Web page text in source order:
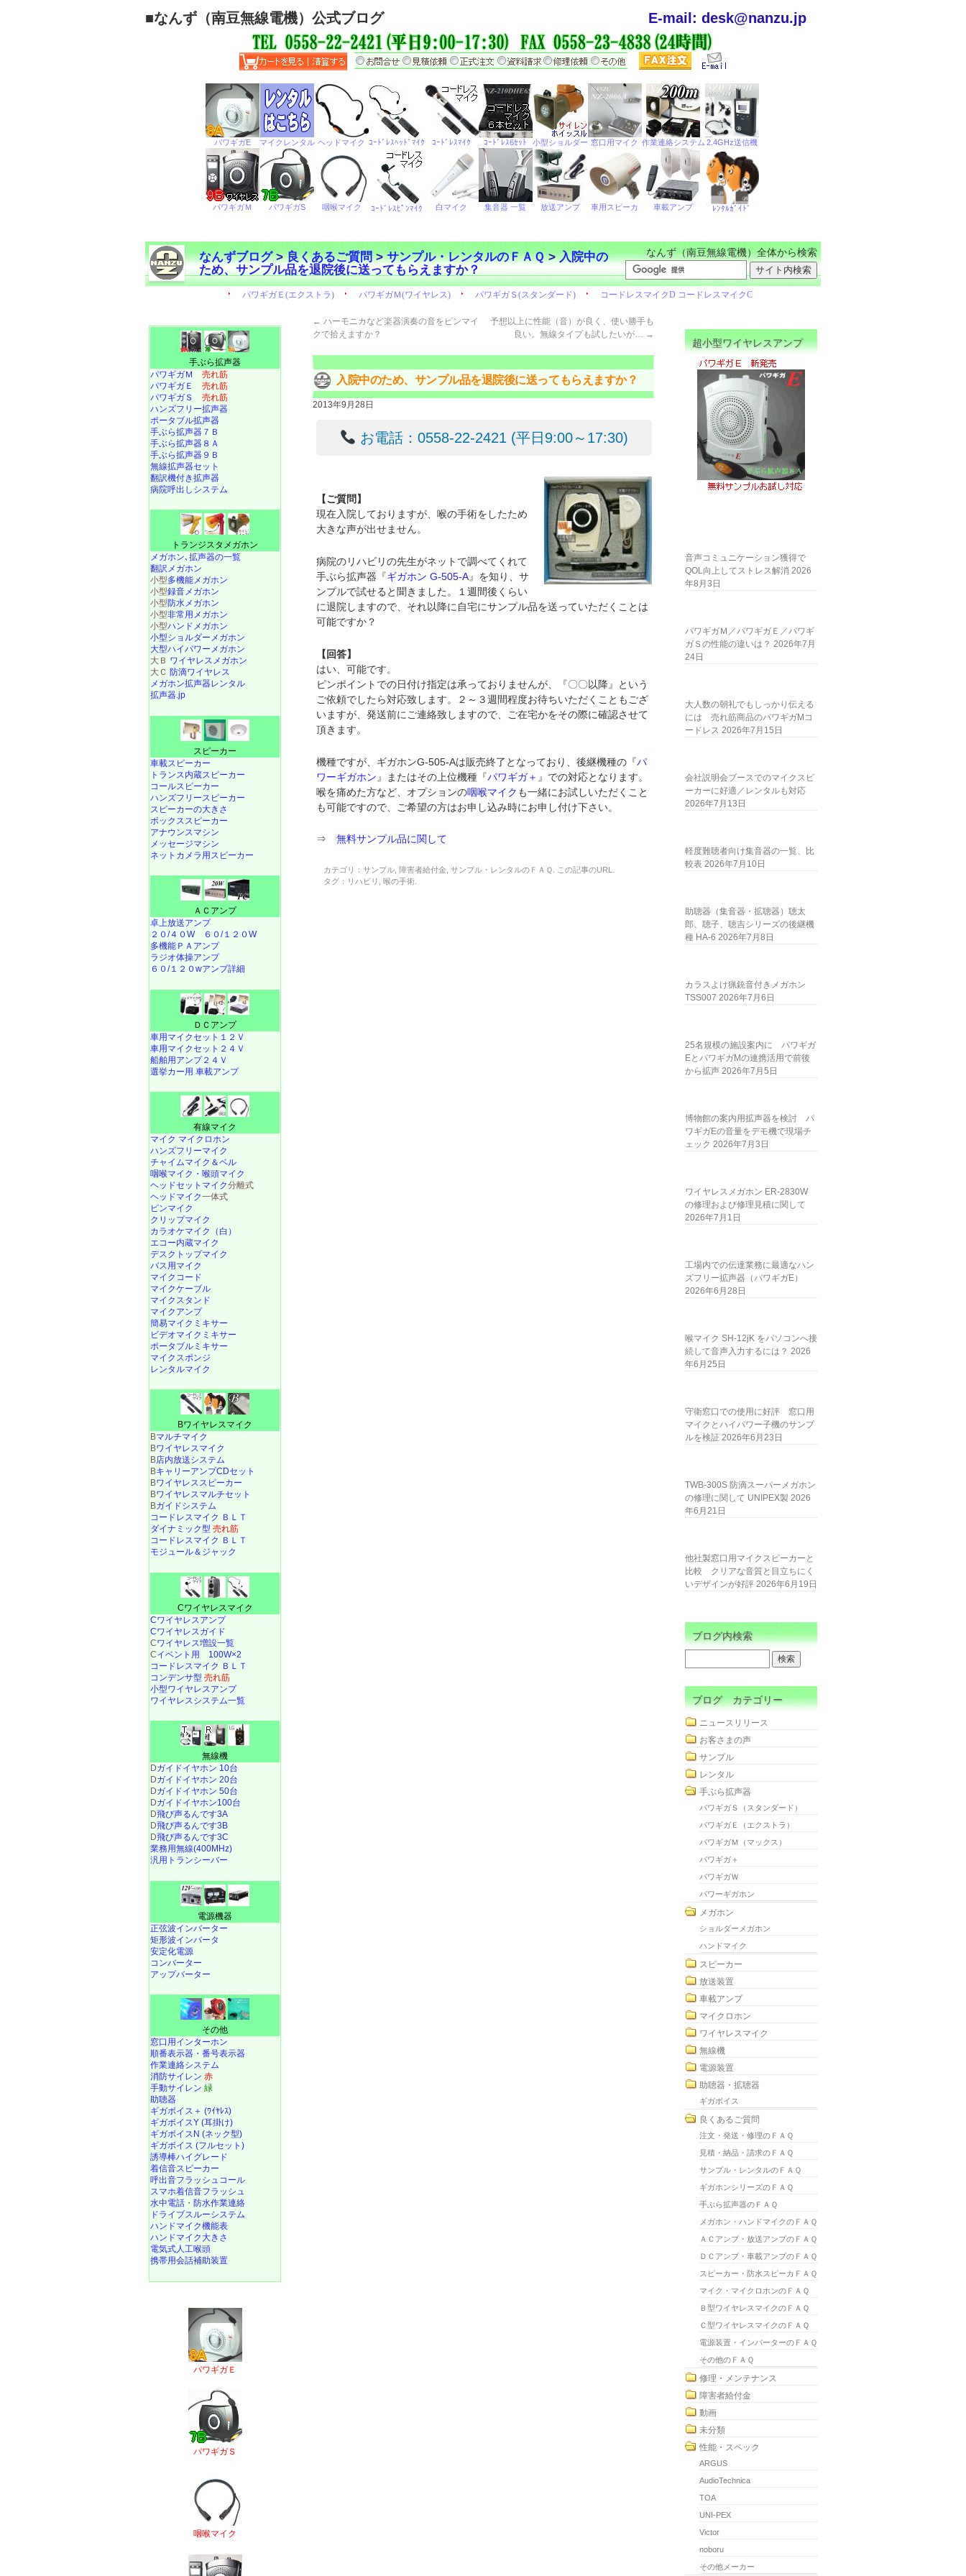
■なんず（南豆無線電機）公式ブログ E-mail: desk@nanzu.jp
なんずブログ>良くあるご質問>サンプル・レンタルのＦＡＱ>入院中の
ため、サンプル品を退院後に送ってもらえますか？
なんず（南豆無線電機）全体から検索
← ハーモニカなど楽器演奏の音をピンマイ
クで拾えますか？
予想以上に性能（音）が良く、使い勝手も
良い。無線タイプも試したいが… →
入院中のため、サンプル品を退院後に送ってもらえますか？
2013年9月28日
お電話：0558-22-2421 (平日9:00～17:30)
【ご質問】
現在入院しておりますが、喉の手術をしたため
大きな声が出せません。
病院のリハビリの先生がネットで調べてくれて
手ぶら拡声器『ギガホン G-505-A』を知り、サ
ンプルで試せると聞きました。１週間後くらい
に退院しますので、それ以降に自宅にサンプル品を送っていただくことは
可能ですか？
【回答】
はい、可能です。
ピンポイントでの日付け指定は承っておりませんが、『〇〇以降』という
ご依頼でしたら対応致します。２～３週間程度お待ちいただくこともござ
いますが、発送前にご連絡致しますので、ご在宅かをその際に確認させて
頂きます。
機種ですが、ギガホンG-505-Aは販売終了となっており、後継機種の『パ
ワーギガホン 』またはその上位機種『パワギガ＋ 』での対応となります。
喉を痛めた方など、オプションの咽喉マイク も一緒にお試しいただくこと
も可能ですので、ご希望の方はお申し込み時にお申し付け下さい。
⇒無料サンプル品に関して
カテゴリ： サンプル 障害者給付金 サンプル・レンタルのＦＡＱ . この記事のURL
タグ： リハビリ 喉の手術
手ぶら拡声器
パワギガＭ 売れ筋
パワギガＥ 売れ筋
パワギガＳ 売れ筋
ハンズフリー拡声器
ポータブル拡声器
手ぶら拡声器７Ｂ
手ぶら拡声器８Ａ
手ぶら拡声器９Ｂ
無線拡声器セット
翻訳機付き拡声器
病院呼出しシステム
トランジスタメガホン
メガホン､拡声器の一覧
翻訳メガホン
小型多機能メガホン
小型録音メガホン
小型防水メガホン
小型非常用メガホン
小型ハンドメガホン
小型ショルダーメガホン
大型ハイパワーメガホン
大Ｂ ワイヤレスメガホン
大Ｃ 防滴ワイヤレス
メガホン拡声器レンタル
拡声器.jp
スピーカー
車載スピーカー
トランス内蔵スピーカー
コールスピーカー
ハンズフリースピーカー
スピーカーの大きさ
ボックススピーカー
アナウンスマシン
メッセージマシン
ネットカメラ用スピーカー
ＡＣアンプ
卓上放送アンプ
２０/４０W
６０/１２０W
多機能ＰＡアンプ
ラジオ体操アンプ
６０/１２０wアンプ詳細
ＤＣアンプ
車用マイクセット１２Ｖ
車用マイクセット２４Ｖ
船舶用アンプ２４Ｖ
選挙カー用 車載アンプ
有線マイク
マイク マイクロホン
ハンズフリーマイク
チャイムマイク＆ベル
咽喉マイク・喉頭マイク
ヘッドセットマイク分離式
ヘッドマイク一体式
ピンマイク
クリップマイク
カラオケマイク（白）
エコー内蔵マイク
デスクトップマイク
バス用マイク
マイクコード
マイクケーブル
マイクスタンド
マイクアンプ
簡易マイクミキサー
ビデオマイクミキサー
ポータブルミキサー
マイクスポンジ
レンタルマイク
Bワイヤレスマイク
Bマルチマイク
Bワイヤレスマイク
B店内放送システム
BキャリーアンプCDセット
Bワイヤレススピーカー
Bワイヤレスマルチセット
Bガイドシステム
コードレスマイク ＢＬＴ
ダイナミック型 売れ筋
コードレスマイク ＢＬＴ
モジュール＆ジャック
Cワイヤレスマイク
Cワイヤレスアンプ
Cワイヤレスガイド
Cワイヤレス増設一覧
Cイベント用 100W×2
コードレスマイク ＢＬＴ
コンデンサ型 売れ筋
小型ワイヤレスアンプ
ワイヤレスシステム一覧
無線機
Dガイドイヤホン 10台
Dガイドイヤホン 20台
Dガイドイヤホン 50台
Dガイドイヤホン100台
D飛び声るんです3A
D飛び声るんです3B
D飛び声るんです3C
業務用無線(400MHz)
汎用トランシーバー
電源機器
正弦波インバーター
矩形波インバータ
安定化電源
コンバーター
アップバーター
その他
窓口用インターホン
順番表示器・番号表示器
作業連絡システム
消防サイレン 赤
手動サイレン 緑
助聴器
ギガボイス＋ (ﾜｲﾔﾚｽ)
ギガボイスY (耳掛け)
ギガボイスN (ネック型)
ギガボイス (フルセット)
誘導棒ハイグレード
着信音スピーカー
呼出音フラッシュコール
スマホ着信音フラッシュ
水中電話 ・ 防水作業連絡
ドライブスルーシステム
ハンドマイク機能表
ハンドマイク大きさ
電気式人工喉頭
携帯用会話補助装置
パワギガＥ
パワギガＳ
咽喉マイク
超小型ワイヤレスアンプ
音声コミュニケーション獲得で
QOL向上してストレス解消 2026
年8月3日
パワギガＭ／パワギガＥ／パワギ
ガＳの性能の違いは？ 2026年7月
24日
大人数の朝礼でもしっかり伝える
には 売れ筋商品のパワギガMコ
ードレス 2026年7月15日
会社説明会ブースでのマイクスピ
ーカーに好適／レンタルも対応
2026年7月13日
軽度難聴者向け集音器の一覧、比
較表 2026年7月10日
助聴器（集音器・拡聴器）聴太
郎、聴子、聴吉シリーズの後継機
種 HA-6 2026年7月8日
カラスよけ猟銃音付きメガホン
TSS007 2026年7月6日
25名規模の施設案内に パワギガ
EとパワギガMの連携活用で前後
から拡声 2026年7月5日
博物館の案内用拡声器を検討 パ
ワギガEの音量をデモ機で現場チ
ェック 2026年7月3日
ワイヤレスメガホン ER-2830W
の修理および修理見積に関して
2026年7月1日
工場内での伝達業務に最適なハン
ズフリー拡声器（パワギガE）
2026年6月28日
喉マイク SH-12jK をパソコンへ接
続して音声入力するには？ 2026
年6月25日
守衛窓口での使用に好評 窓口用
マイクとハイパワー子機のサンプ
ルを検証 2026年6月23日
TWB-300S 防滴スーパーメガホン
の修理に関して UNIPEX製 2026
年6月21日
他社製窓口用マイクスピーカーと
比較 クリアな音質と目立ちにく
いデザインが好評 2026年6月19日
ブログ内検索
ブログ カテゴリー
ニュースリリース
お客さまの声
サンプル
レンタル
手ぶら拡声器
パワギガＳ（スタンダード）
パワギガＥ（エクストラ）
パワギガＭ（マックス）
パワギガ＋
パワギガＷ
パワーギガホン
メガホン
ショルダーメガホン
ハンドマイク
スピーカー
放送装置
車載アンプ
マイクロホン
ワイヤレスマイク
無線機
電源装置
助聴器・拡聴器
ギガボイス
良くあるご質問
注文・発送・修理のＦＡＱ
見積・納品・請求のＦＡＱ
サンプル・レンタルのＦＡＱ
ギガホンシリーズのＦＡＱ
手ぶら拡声器のＦＡＱ
メガホン・ハンドマイクのＦＡＱ
ＡＣアンプ・放送アンプのＦＡＱ
ＤＣアンプ・車載アンプのＦＡＱ
スピーカー・防水スピーカＦＡＱ
マイク・マイクロホンのＦＡＱ
Ｂ型ワイヤレスマイクのＦＡＱ
Ｃ型ワイヤレスマイクのＦＡＱ
電源装置・インバーターのＦＡＱ
その他のＦＡＱ
修理・メンテナンス
障害者給付金
動画
未分類
性能・スペック
ARGUS
AudioTechnica
TOA
UNI-PEX
Victor
noboru
その他メーカー